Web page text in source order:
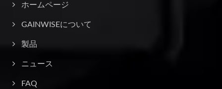
ホームページ
GAINWISEについて
製品
ニュース
FAQ